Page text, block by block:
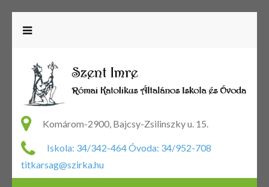
Komárom-2900, Bajcsy-Zsilinszky u. 15.
Iskola: 34/342-464 Óvoda: 34/952-708
titkarsag@szirka.hu